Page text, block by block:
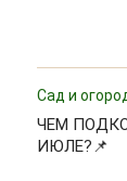
Сад и
ЧЕМ
ИЮЛЕ?📌